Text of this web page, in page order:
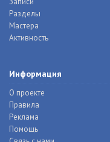
Разделы
Мастера
Активность
Информация
О проекте
Правила
Реклама
Помощь